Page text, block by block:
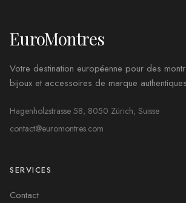
EuroMontres
Votre destination européenne pour des
bijoux et accessoires de marque
Hagenholzstrasse 58, 8050 Zürich, Suisse
contact@euromontres.com
SERVICES
Contact